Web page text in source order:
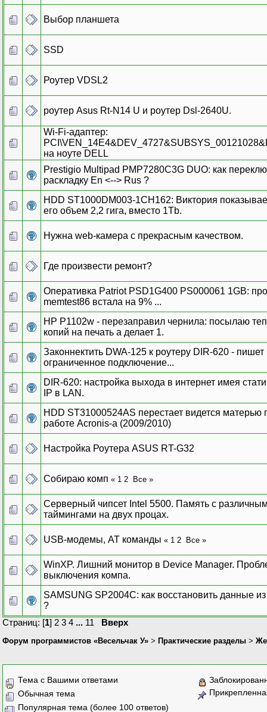
Выбор планшета
SSD
Роутер VDSL2
роутер Asus Rt-N14 U и роутер Dsl-2640U.
Wi-Fi-адаптер:
на ноуте DELL
Prestigio Multipad PMP7280C3G DUO: как
раскладку En <--> Rus ?
HDD ST1000DM003-1CH162: Виктория
его объем 2,2 гига, вместо 1Tb.
Нужна web-камера с прекрасным качеством.
Где произвести ремонт?
Оперативка Patriot PSD1G400 PS000061 1GB:
memtest86 встала на 9% ...
HP P1102w - перезаправил чернила: посылаю
копий на печать а делает 1.
Законнектить DWA-125 к роутеру DIR-620 - пишет
ограниченное подключение...
DIR-620: настройка выхода в интернет имея
IP в LAN.
HDD ST31000524AS перестает видется матерью
работе Acronis-a (2009/2010)
Настройка Роутера ASUS RT-G32
Собираю комп « 1 2 Все »
Серверный чипсет Intel 5500. Память с
таймингами на двух процах.
USB-модемы, AT команды « 1 2 Все »
WinXP. Лишний монитор в Device Manager.
выключения компа.
SAMSUNG SP2004C: как восстановить данные
?
Страниц: [1] 2 3 4 ... 11 Вверх
Форум программистов «Весельчак У» > Практические разделы >
Тема с Вашими ответами
Обычная тема
Популярная тема (более 100 ответов)